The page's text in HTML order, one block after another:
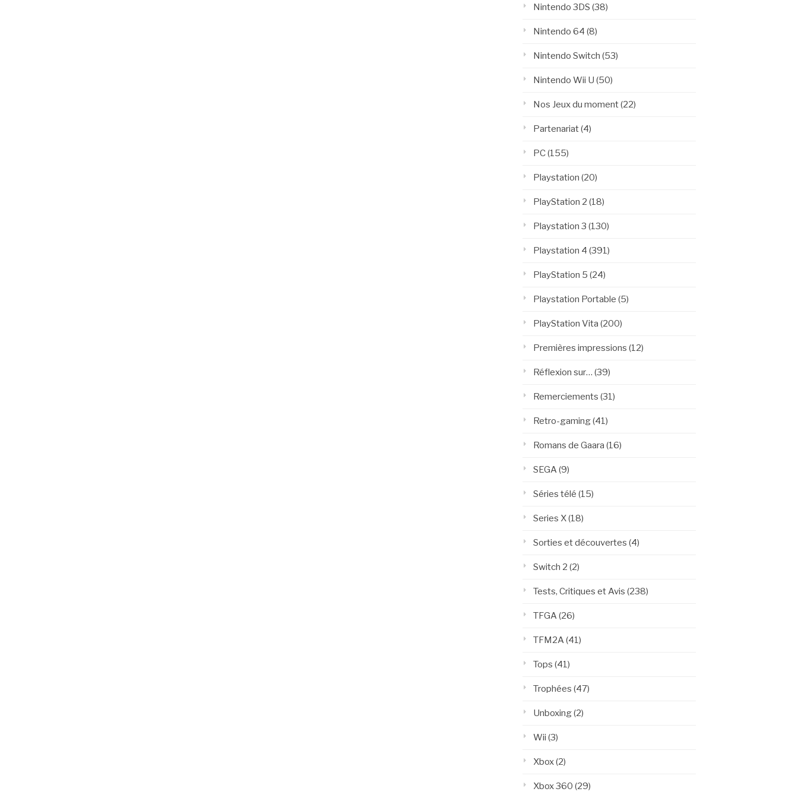
Nintendo 3DS (38)
Nintendo 64 (8)
Nintendo Switch (53)
Nintendo Wii U (50)
Nos Jeux du moment(22)
Partenariat(4)
PC(155)
Playstation (20)
PlayStation 2 (18)
Playstation 3 (130)
Playstation 4 (391)
PlayStation 5 (24)
Playstation Portable (5)
PlayStation Vita (200)
Premières impressions (12)
Réflexion sur… (39)
Remerciements (31)
Retro-gaming(41)
Romans de Gaara (16)
SEGA (9)
Séries télé (15)
Series X(18)
Sorties et découvertes (4)
Switch 2 (2)
Tests, Critiques et Avis (238)
TFGA (26)
TFM2A (41)
Tops (41)
Trophées (47)
Unboxing(2)
Wii (3)
Xbox(2)
Xbox 360 (29)